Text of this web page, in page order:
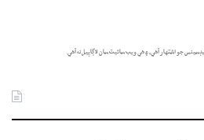
جو اشتهار آهي، ۽ هي ويب سائيٽ سان لاڳاپيل نه آهي.